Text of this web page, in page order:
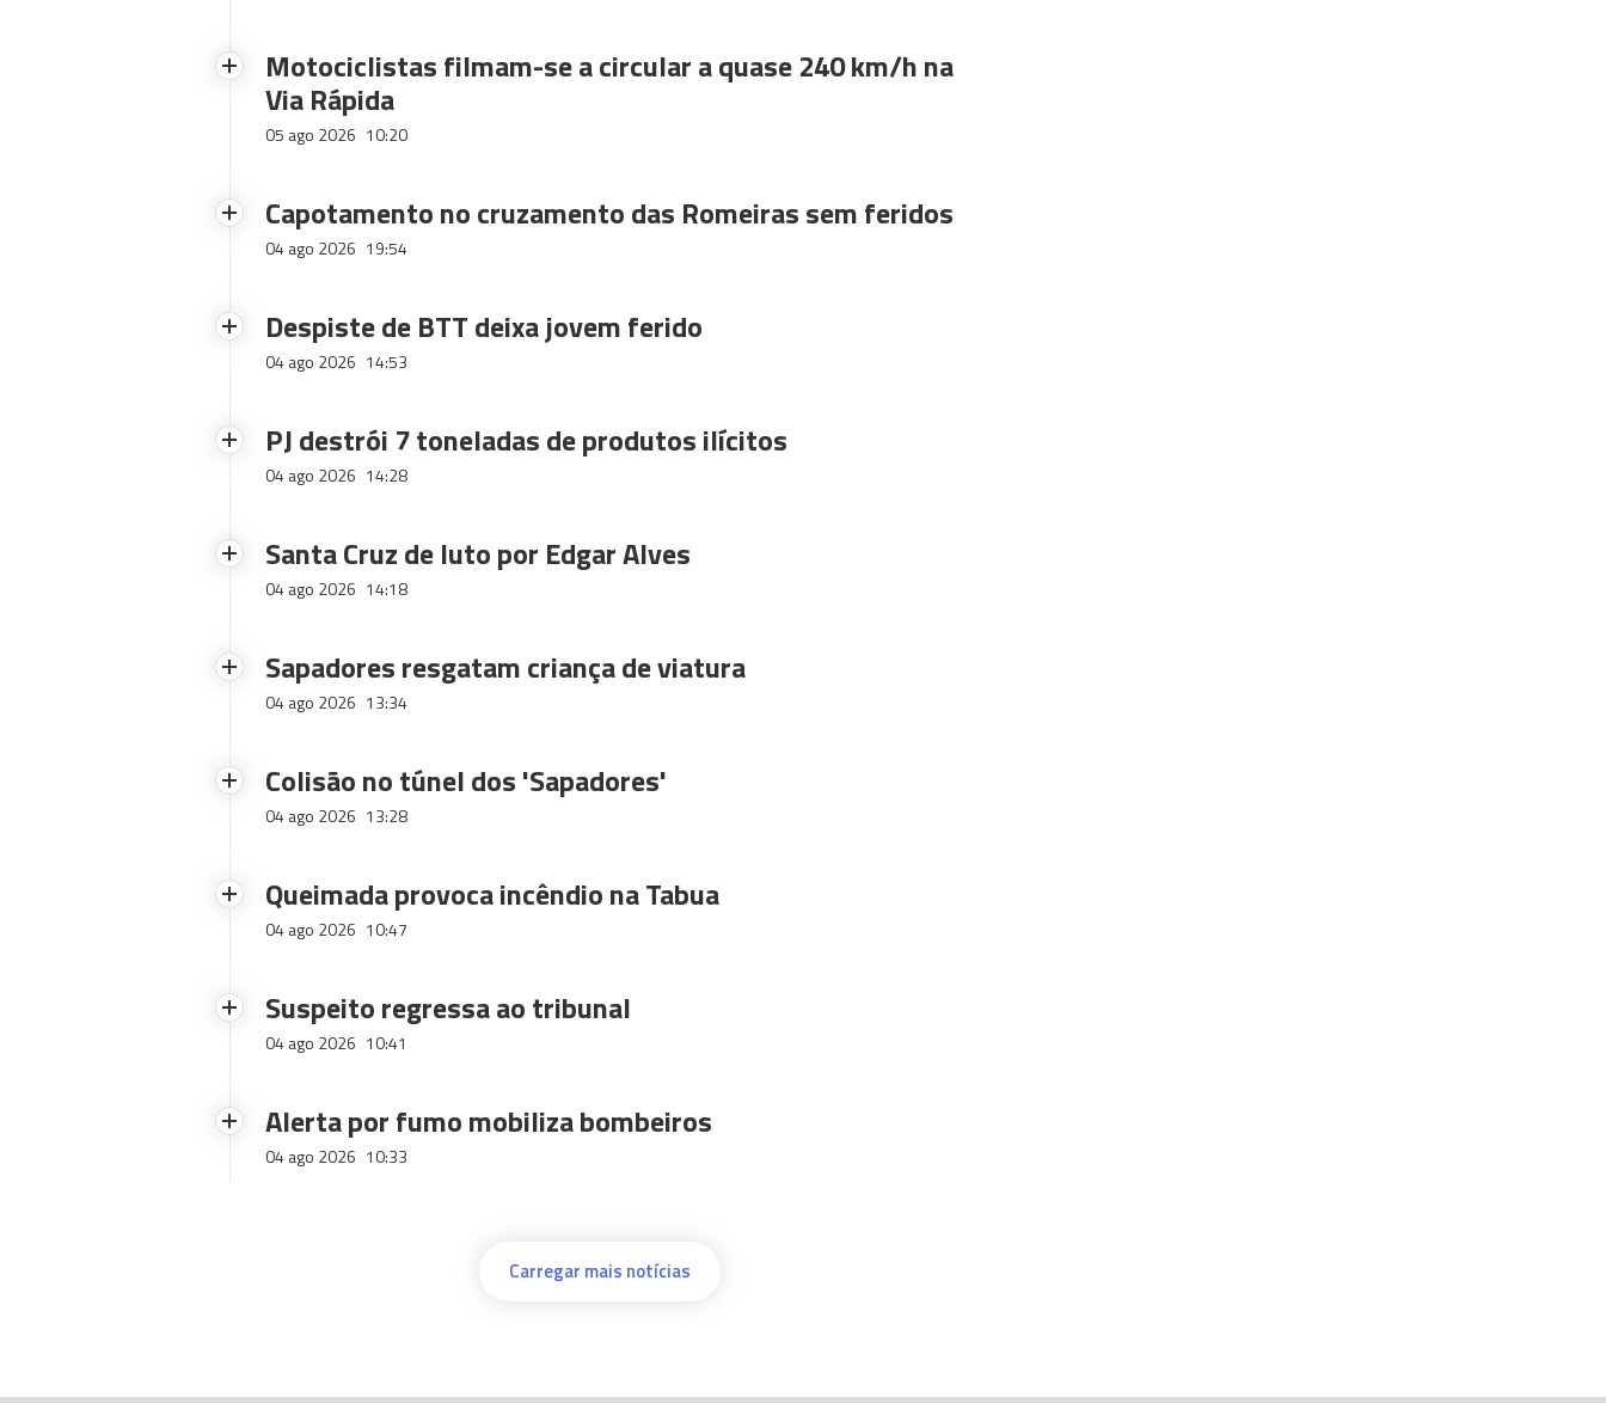
Motociclistas filmam-se a circular a quase 240 km/h na
Via Rápida
05 ago 2026 10:20
Capotamento no cruzamento das Romeiras sem feridos
04 ago 2026 19:54
Despiste de BTT deixa jovem ferido
04 ago 2026 14:53
PJ destrói 7 toneladas de produtos ilícitos
04 ago 2026 14:28
Santa Cruz de luto por Edgar Alves
04 ago 2026 14:18
Sapadores resgatam criança de viatura
04 ago 2026 13:34
Colisão no túnel dos 'Sapadores'
04 ago 2026 13:28
Queimada provoca incêndio na Tabua
04 ago 2026 10:47
Suspeito regressa ao tribunal
04 ago 2026 10:41
Alerta por fumo mobiliza bombeiros
04 ago 2026 10:33
Carregar mais notícias